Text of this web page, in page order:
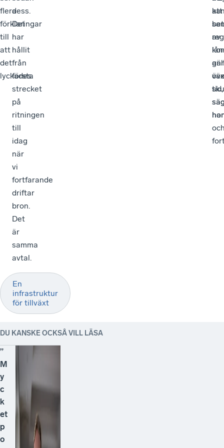
flera
förklaringar
till
att
det
lyckades.
dess.
Det
har
hållit
från
första
strecket
på
ritningen
till
idag
när
vi
fortfarande
driftar
bron.
Det
är
samma
avtal.
av
att
tid,
En
infrastruktur
för tillväxt
DU KANSKE OCKSÅ VILL LÄSA
”
M
y
c
k
et
p
o